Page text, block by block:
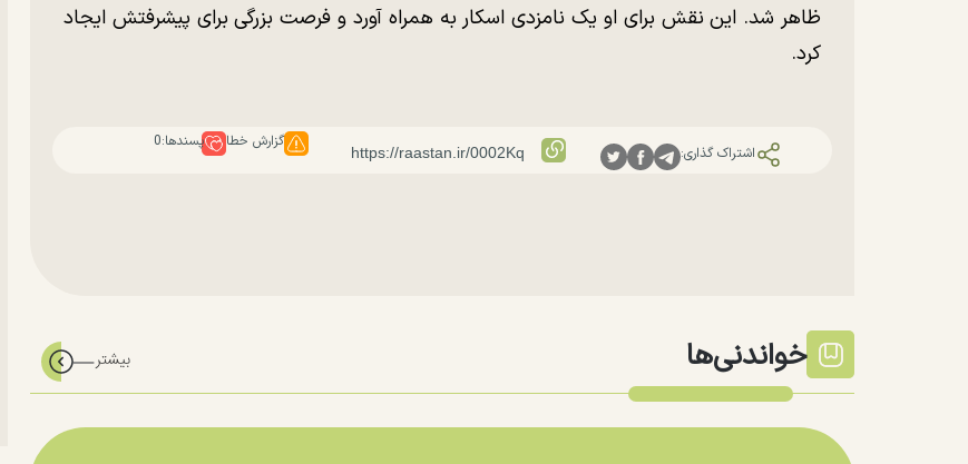
ظاهر شد. این نقش برای او یک نامزدی اسکار به همراه آورد و فرصت بزرگی برای پیشرفتش ایجاد
کرد.
اشتراک گذاری:
گزارش خطا پسندها:0
خواندنی‌ها